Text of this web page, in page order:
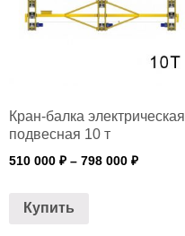
Кран-балка электрическая
подвесная 10 т
510 000 ₽ – 798 000 ₽
Купить